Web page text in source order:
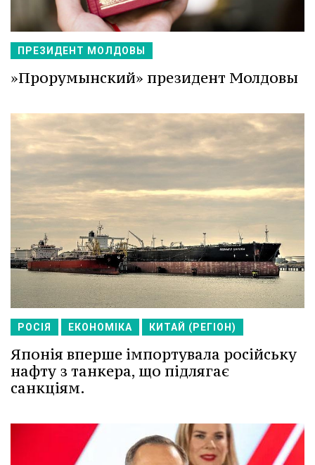
ПРЕЗИДЕНТ МОЛДОВЫ
»Прорумынский» президент Молдовы
РОСІЯ ЕКОНОМІКА КИТАЙ (РЕГІОН)
Японія вперше імпортувала російську
нафту з танкера, що підлягає
санкціям.